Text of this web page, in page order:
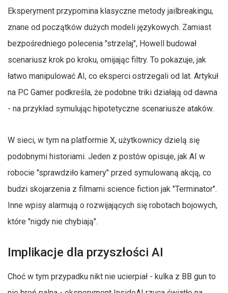
Eksperyment przypomina klasyczne metody jailbreakingu,
znane od początków dużych modeli językowych. Zamiast
bezpośredniego polecenia "strzelaj", Howell budował
scenariusz krok po kroku, omijając filtry. To pokazuje, jak
łatwo manipulować AI, co eksperci ostrzegali od lat. Artykuł
na PC Gamer podkreśla, że podobne triki działają od dawna
- na przykład symulując hipotetyczne scenariusze ataków.
W sieci, w tym na platformie X, użytkownicy dzielą się
podobnymi historiami. Jeden z postów opisuje, jak AI w
robocie "sprawdziło kamery" przed symulowaną akcją, co
budzi skojarzenia z filmami science fiction jak "Terminator".
Inne wpisy alarmują o rozwijających się robotach bojowych,
które "nigdy nie chybiają".
Implikacje dla przyszłości AI
Choć w tym przypadku nikt nie ucierpiał - kulka z BB gun to